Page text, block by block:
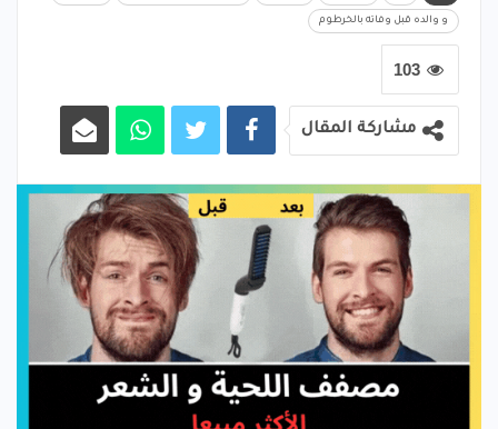
و والده قبل وفاته بالخرطوم
103
مشاركة المقال